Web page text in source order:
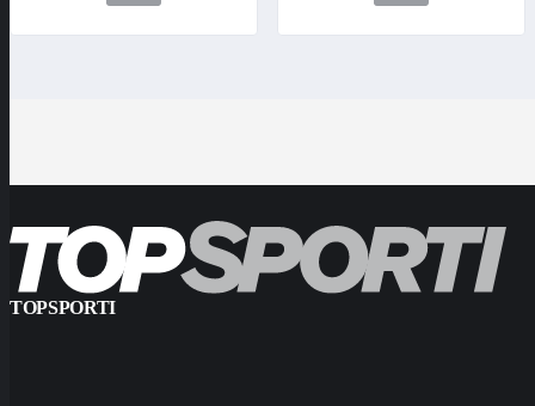
TOPSPORTI